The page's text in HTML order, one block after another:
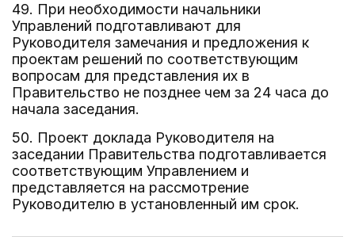
49. При необходимости начальники
Управлений подготавливают для
Руководителя замечания и предложения к
проектам решений по соответствующим
вопросам для представления их в
Правительство не позднее чем за 24 часа до
начала заседания.
50. Проект доклада Руководителя на
заседании Правительства подготавливается
соответствующим Управлением и
представляется на рассмотрение
Руководителю в установленный им срок.